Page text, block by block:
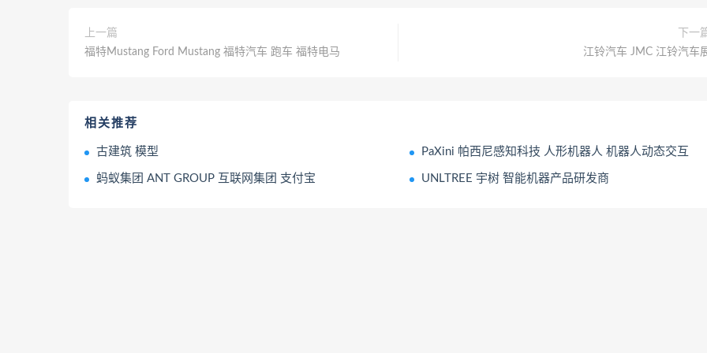
上一篇
福特Mustang Ford Mustang 福特汽车 跑车 福特电马
下一
江铃汽车 JMC 江铃汽车
相关推荐
古建筑 模型 PaXini 帕西尼感知科技 人形机器人 机器人动态交互
蚂蚁集团 ANT GROUP 互联网集团 支付宝 UNLTREE 宇树 智能机器产品研发商